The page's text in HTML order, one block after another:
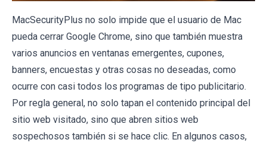
MacSecurityPlus no solo impide que el usuario de Mac
pueda cerrar Google Chrome, sino que también muestra
varios anuncios en ventanas emergentes, cupones,
banners, encuestas y otras cosas no deseadas, como
ocurre con casi todos los programas de tipo publicitario.
Por regla general, no solo tapan el contenido principal del
sitio web visitado, sino que abren sitios web
sospechosos también si se hace clic. En algunos casos,